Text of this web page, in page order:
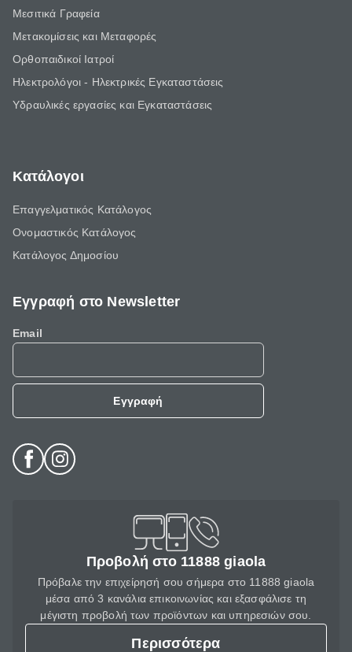
Μεσιτικά Γραφεία
Μετακομίσεις και Μεταφορές
Ορθοπαιδικοί Ιατροί
Ηλεκτρολόγοι - Ηλεκτρικές Εγκαταστάσεις
Υδραυλικές εργασίες και Εγκαταστάσεις
Κατάλογοι
Επαγγελματικός Κατάλογος
Ονομαστικός Κατάλογος
Κατάλογος Δημοσίου
Εγγραφή στο Newsletter
Email
Εγγραφή
Προβολή στο 11888 giaola
Πρόβαλε την επιχείρησή σου σήμερα στο 11888 giaola
μέσα από 3 κανάλια επικοινωνίας και εξασφάλισε τη
μέγιστη προβολή των προϊόντων και υπηρεσιών σου.
Περισσότερα